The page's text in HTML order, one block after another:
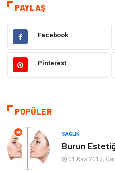
Sağlık
Gıda
Makine
Hukuk
Eğitim & Kariyer
Yapı İnşaat
PAYLAŞ
Facebook
Pinterest
POPÜLER
SAĞLIK
Burun
01 Kas 2017, Çar